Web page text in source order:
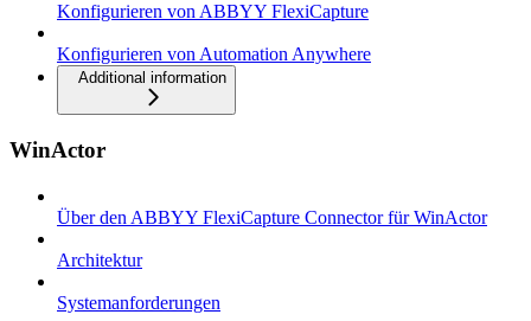
Konfigurieren von ABBYY FlexiCapture
Konfigurieren von Automation Anywhere
Additional information
WinActor
Über den ABBYY FlexiCapture Connector für WinActor
Architektur
Systemanforderungen